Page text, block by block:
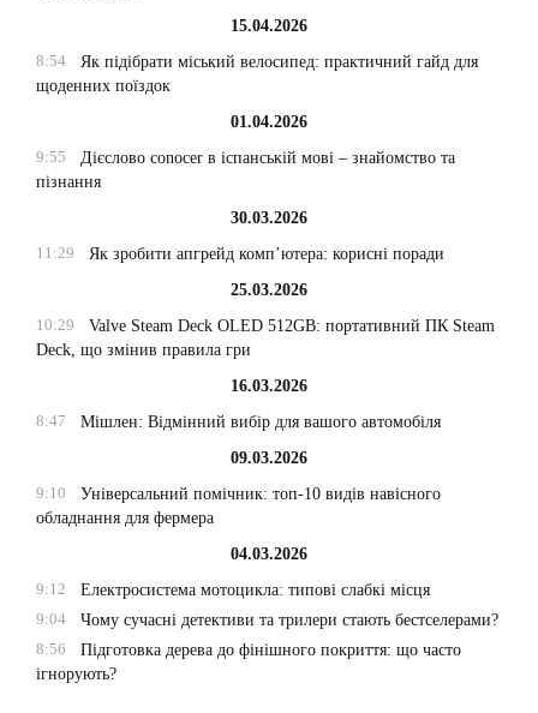
15.04.2026
8:54
Як підібрати міський велосипед: практичний гайд для
щоденних поїздок
01.04.2026
9:55
Дієслово conocer в іспанській мові – знайомство та
пізнання
30.03.2026
11:29
Як зробити апгрейд комп’ютера: корисні поради
25.03.2026
10:29
Valve Steam Deck OLED 512GB: портативний ПК Steam
Deck, що змінив правила гри
16.03.2026
8:47
Мішлен: Відмінний вибір для вашого автомобіля
09.03.2026
9:10
Універсальний помічник: топ-10 видів навісного
обладнання для фермера
04.03.2026
9:12
Електросистема мотоцикла: типові слабкі місця
9:04
Чому сучасні детективи та трилери стають бестселерами?
8:56
Підготовка дерева до фінішного покриття: що часто
ігнорують?